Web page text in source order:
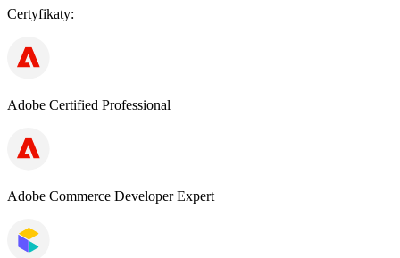
Certyfikaty:
Adobe Certified Professional
Adobe Commerce Developer Expert